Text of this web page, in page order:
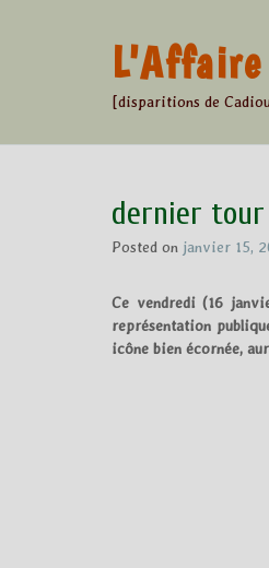
[disparitions de
dernier tour
Posted on janvier 15,
Ce vendredi (16
représentation
icône bien écornée,